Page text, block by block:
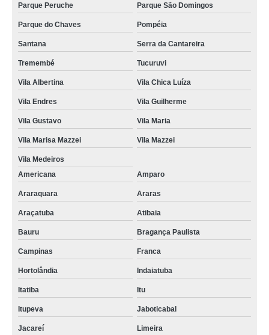
Parque Peruche Parque São Domingos
Parque do Chaves Pompéia
Santana Serra da Cantareira
Tremembé Tucuruvi
Vila Albertina Vila Chica Luíza
Vila Endres Vila Guilherme
Vila Gustavo Vila Maria
Vila Marisa Mazzei Vila Mazzei
Vila Medeiros
Americana
Amparo
Araraquara Araras
Araçatuba Atibaia
Bauru Bragança Paulista
Campinas Franca
Hortolândia Indaiatuba
Itatiba Itu
Itupeva Jaboticabal
Jacareí Limeira